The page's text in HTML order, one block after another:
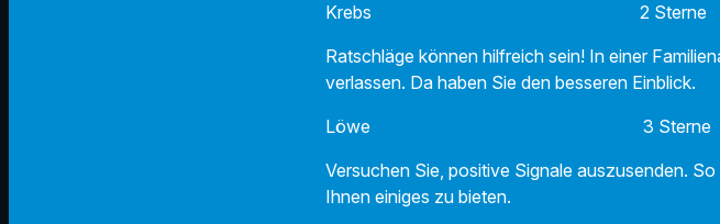
Krebs 2 Sterne
Ratschläge können hilfreich sein! In einer
verlassen. Da haben Sie den besseren Einblick.
Löwe 3 Sterne
Versuchen Sie, positive Signale auszusenden.
Ihnen einiges zu bieten.